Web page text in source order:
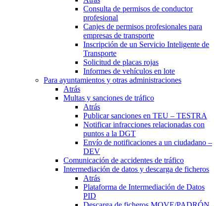
Consulta de permisos de conductor
profesional
Canjes de permisos profesionales para
empresas de transporte
Inscripción de un Servicio Inteligente de
Transporte
Solicitud de placas rojas
Informes de vehículos en lote
Para ayuntamientos y otras administraciones
Atrás
Multas y sanciones de tráfico
Atrás
Publicar sanciones en TEU – TESTRA
Notificar infracciones relacionadas con
puntos a la DGT
Envío de notificaciones a un ciudadano –
DEV
Comunicación de accidentes de tráfico
Intermediación de datos y descarga de ficheros
Atrás
Plataforma de Intermediación de Datos
PID